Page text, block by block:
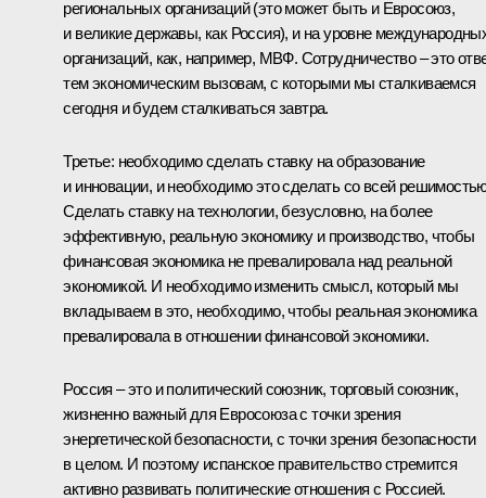
региональных организаций (это может быть и Евросоюз,
и великие державы, как Россия), и на уровне
организаций, как, например, МВФ. Сотрудничество – это
тем экономическим вызовам, с которыми мы сталкиваемся
сегодня и будем сталкиваться завтра.
Третье: необходимо сделать ставку на образование
и инновации, и необходимо это сделать со всей
Сделать ставку на технологии, безусловно, на более
эффективную, реальную экономику и производство, чтобы
финансовая экономика не превалировала над реальной
экономикой. И необходимо изменить смысл, который мы
вкладываем в это, необходимо, чтобы реальная экономика
превалировала в отношении финансовой экономики.
Россия – это и политический союзник, торговый союзник,
жизненно важный для Евросоюза с точки зрения
энергетической безопасности, с точки зрения безопасности
в целом. И поэтому испанское правительство стремится
активно развивать политические отношения с Россией.